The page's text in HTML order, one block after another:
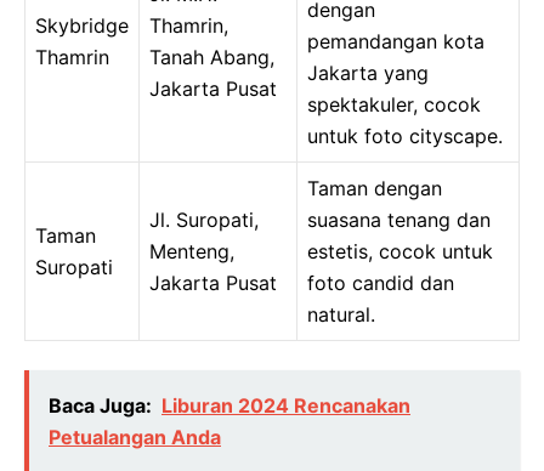
Skybridge
Thamrin
Thamrin,
Tanah Abang,
Jakarta Pusat
dengan
pemandangan kota
Jakarta yang
spektakuler, cocok
untuk foto cityscape.
Taman
Suropati
Jl. Suropati,
Menteng,
Jakarta Pusat
Taman dengan
suasana tenang dan
estetis, cocok untuk
foto candid dan
natural.
Baca Juga: Liburan 2024 Rencanakan
Petualangan Anda